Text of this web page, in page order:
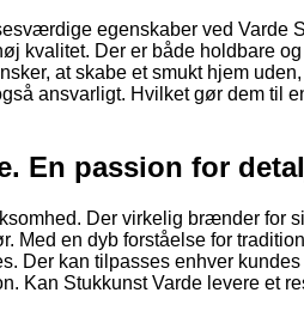
egenskaber ved Varde
kvalitet. Der er både holdbare
at skabe et smukt hjem
ansvarligt. Hvilket gør dem til
En passion for
Der virkelig brænder for
Med en dyb forståelse for
Der kan tilpasses enhver
Kan Stukkunst Varde levere et